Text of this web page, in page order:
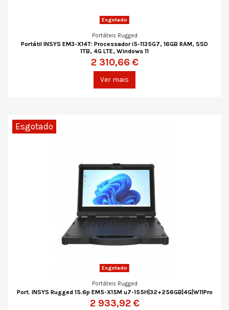
Esgotado
Portáteis Rugged
Portátil INSYS EM3-X14T: Processador i5-1135G7, 16GB RAM, SSD
1TB, 4G LTE, Windows 11
2 310,66 €
Ver mais
Esgotado
Esgotado
Portáteis Rugged
Port. INSYS Rugged 15.6p EM5-X15M u7-155H|32+256GB|4G|W11Pro
2 933,92 €